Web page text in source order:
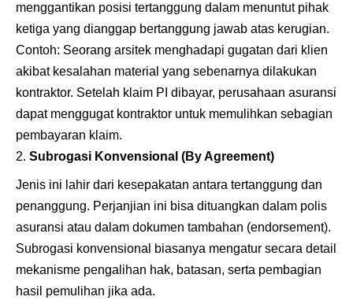
menggantikan posisi tertanggung dalam menuntut pihak
ketiga yang dianggap bertanggung jawab atas kerugian.
Contoh: Seorang arsitek menghadapi gugatan dari klien
akibat kesalahan material yang sebenarnya dilakukan
kontraktor. Setelah klaim PI dibayar, perusahaan asuransi
dapat menggugat kontraktor untuk memulihkan sebagian
pembayaran klaim.
Subrogasi Konvensional (By Agreement)
Jenis ini lahir dari kesepakatan antara tertanggung dan
penanggung. Perjanjian ini bisa dituangkan dalam polis
asuransi atau dalam dokumen tambahan (endorsement).
Subrogasi konvensional biasanya mengatur secara detail
mekanisme pengalihan hak, batasan, serta pembagian
hasil pemulihan jika ada.